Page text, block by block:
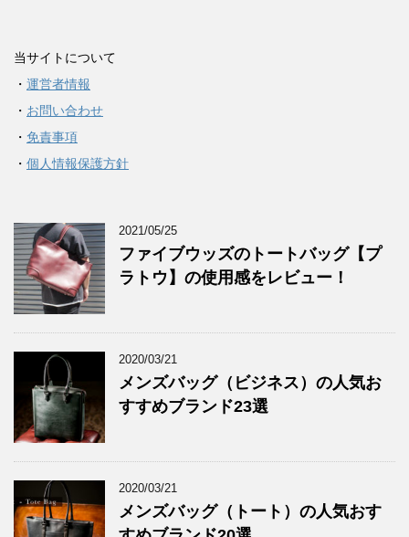
当サイトについて
・ 運営者情報
・ お問い合わせ
・ 免責事項
・ 個人情報保護方針
2021/05/25
ファイブウッズのトートバッグ【プ
ラトウ】の使用感をレビュー！
2020/03/21
メンズバッグ（ビジネス）の人気お
すすめブランド23選
2020/03/21
メンズバッグ（トート）の人気おす